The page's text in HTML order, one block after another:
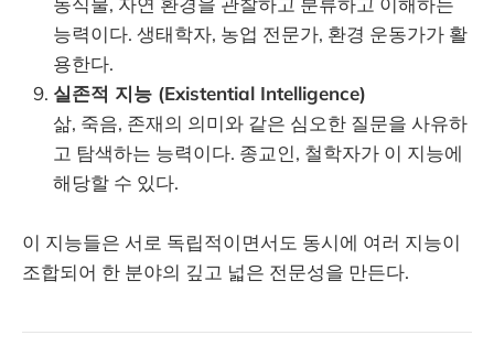
능력이다. 생태학자, 농업 전문가, 환경 운동가가 활
용한다.
실존적 지능 (Existential Intelligence)
삶, 죽음, 존재의 의미와 같은 심오한 질문을 사유하
고 탐색하는 능력이다. 종교인, 철학자가 이 지능에
해당할 수 있다.
이 지능들은 서로 독립적이면서도 동시에 여러 지능이
조합되어 한 분야의 깊고 넓은 전문성을 만든다.